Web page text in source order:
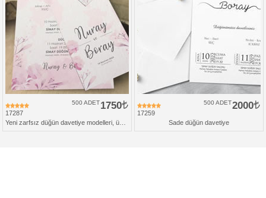
17287
1750
500 ADET
17259
2000
500 ADET
Sade düğün davetiye